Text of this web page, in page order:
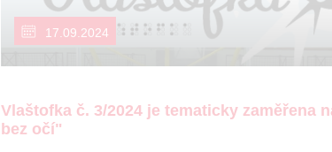
17.09.2024
Vlaštofka č. 3/2024 je tematicky zaměřena
bez očí"